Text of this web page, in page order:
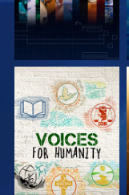
EXPLORE A SÉRIE